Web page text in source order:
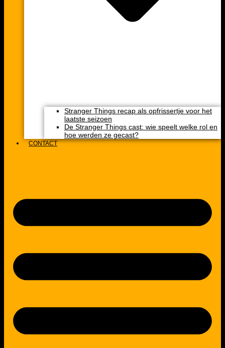
Stranger Things recap als opfrissertje voor het
laatste seizoen
De Stranger Things cast: wie speelt welke rol en
hoe werden ze gecast?
CONTACT